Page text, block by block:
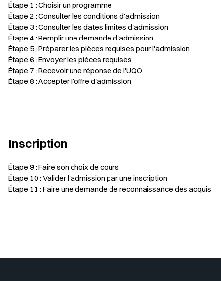
Étape 1 : Choisir un programme
Étape 2 : Consulter les conditions d'admission
Étape 3 : Consulter les dates limites d'admission
Étape 4 : Remplir une demande d'admission
Étape 5 : Préparer les pièces requises pour l'admission
Étape 6 : Envoyer les pièces requises
Étape 7 : Recevoir une réponse de l'UQO
Étape 8 : Accepter l'offre d'admission
Inscription
Étape 9 : Faire son choix de cours
Étape 10 : Valider l'admission par une inscription
Étape 11 : Faire une demande de reconnaissance des acquis